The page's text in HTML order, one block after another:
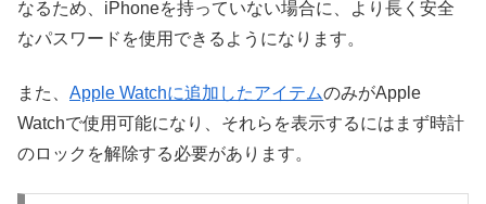
なるため、iPhoneを持っていない場合に、より長く安全
なパスワードを使用できるようになります。
また、 Apple Watchに追加したアイテムのみがApple
Watchで使用可能になり、それらを表示するにはまず時計
のロックを解除する必要があります。